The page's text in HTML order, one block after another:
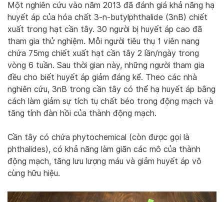
Một nghiên cứu vào năm 2013 đã đánh giá khả năng hạ
huyết áp của hóa chất 3-n-butylphthalide (3nB) chiết
xuất trong hạt cần tây. 30 người bị huyết áp cao đã
tham gia thử nghiệm. Mỗi người tiêu thụ 1 viên nang
chứa 75mg chiết xuất hạt cần tây 2 lần/ngày trong
vòng 6 tuần. Sau thời gian này, những người tham gia
đều cho biết huyết áp giảm đáng kể. Theo các nhà
nghiên cứu, 3nB trong cần tây có thể hạ huyết áp bằng
cách làm giảm sự tích tụ chất béo trong động mạch và
tăng tính đàn hồi của thành động mạch.
Cần tây có chứa phytochemical (còn được gọi là
phthalides), có khả năng làm giãn các mô của thành
động mạch, tăng lưu lượng máu và giảm huyết áp vô
cùng hữu hiệu.